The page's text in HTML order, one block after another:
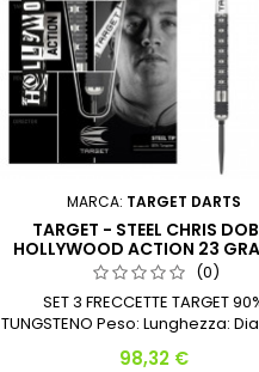
MARCA: TARGET DARTS
TARGET - STEEL CHRIS
HOLLYWOOD ACTION 23
(0)
SET 3 FRECCETTE TARGET
TUNGSTENO Peso: Lunghezza:
Massimo: 23 G. 50.10 mm 6.60
Prezzo
98,32 €